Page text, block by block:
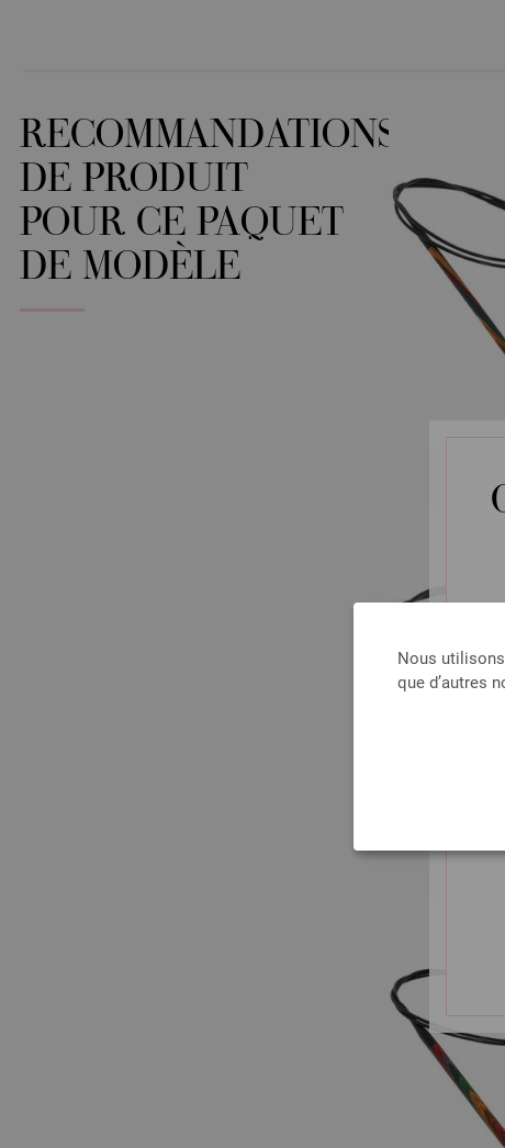
Nous
que d’autres
RECOMMANDATIONS
DE PRODUIT
POUR CE PAQUET
DE MODÈLE